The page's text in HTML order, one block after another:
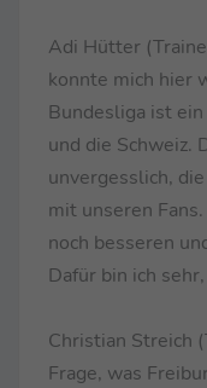
Adi Hütter
konnte mich hier
Bundesliga ist
und die Schweiz.
unvergesslich,
mit unseren
noch besseren
Dafür bin ich
Christian Streich
Frage, was